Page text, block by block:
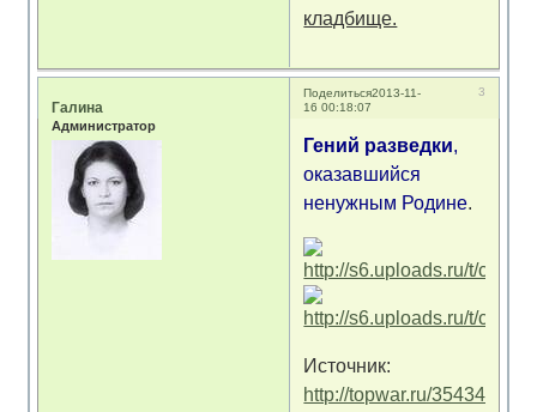
кладбище.
Поделиться 3
2013-11-
16 00:18:07
Галина
Администратор
Гений разведки,
оказавшийся
ненужным Родине.
Источник:
http://topwar.ru/35434-